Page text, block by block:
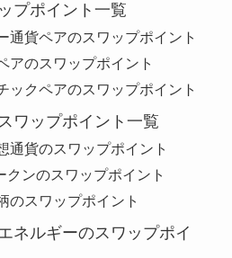
プポイント一覧
通貨ペアのスワップポイント
アのスワップポイント
ックペアのスワップポイント
ワップポイント一覧
通貨のスワップポイント
クンのスワップポイント
のスワップポイント
ネルギーのスワップポイ